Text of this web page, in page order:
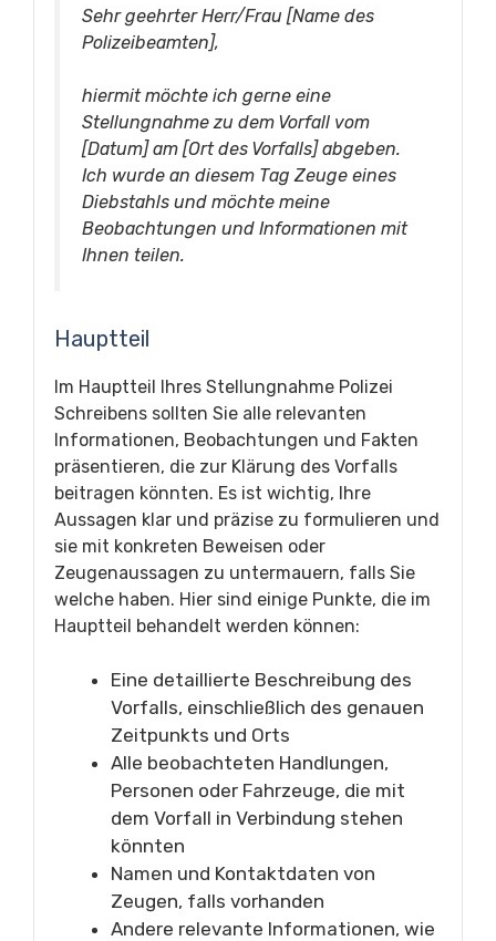
Sehr geehrter Herr/Frau [Name des
Polizeibeamten],
hiermit möchte ich gerne eine
Stellungnahme zu dem Vorfall vom
[Datum] am [Ort des Vorfalls] abgeben.
Ich wurde an diesem Tag Zeuge eines
Diebstahls und möchte meine
Beobachtungen und Informationen mit
Ihnen teilen.
Hauptteil
Im Hauptteil Ihres Stellungnahme Polizei
Schreibens sollten Sie alle relevanten
Informationen, Beobachtungen und Fakten
präsentieren, die zur Klärung des Vorfalls
beitragen könnten. Es ist wichtig, Ihre
Aussagen klar und präzise zu formulieren und
sie mit konkreten Beweisen oder
Zeugenaussagen zu untermauern, falls Sie
welche haben. Hier sind einige Punkte, die im
Hauptteil behandelt werden können:
Eine detaillierte Beschreibung des
Vorfalls, einschließlich des genauen
Zeitpunkts und Orts
Alle beobachteten Handlungen,
Personen oder Fahrzeuge, die mit
dem Vorfall in Verbindung stehen
könnten
Namen und Kontaktdaten von
Zeugen, falls vorhanden
Andere relevante Informationen, wie